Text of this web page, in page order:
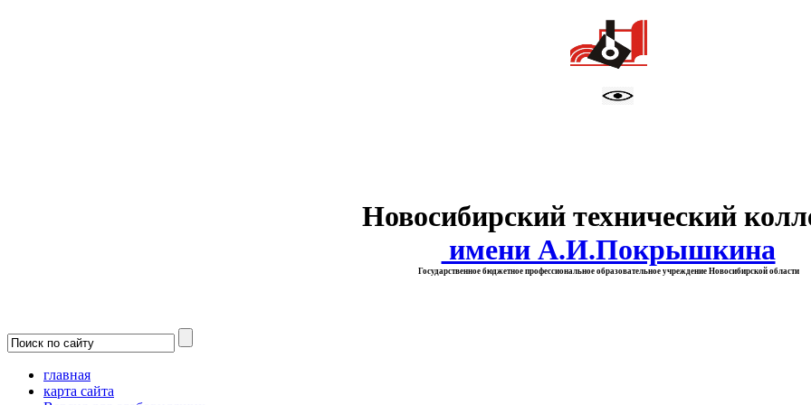
Новосибирский технический
имени А.И.Покрышкина
Государственное бюджетное профессиональное образовательное учреждение Новосибирской области
главная
карта сайта